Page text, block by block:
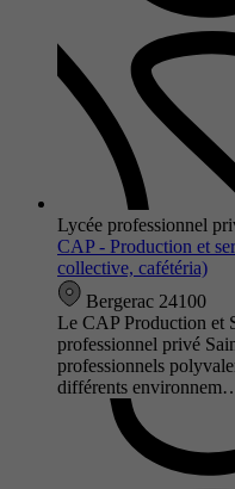
Lycée professionnel
CAP - Production et
collective, cafétéria)
Bergerac 24100
Le CAP Production et
professionnel privé
professionnels
différents